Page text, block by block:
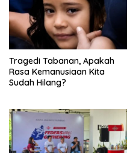
Tragedi Tabanan, Apakah
Rasa Kemanusiaan Kita
Sudah Hilang?